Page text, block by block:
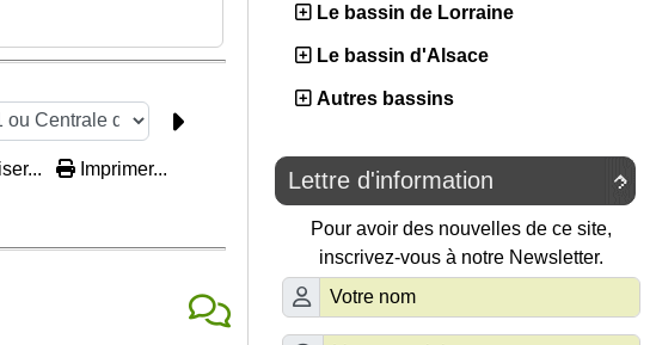
Imprimer...
Le bassin de Lorraine
Le bassin d'Alsace
Autres bassins

Lettre d'information
Pour avoir des nouvelles de ce site,
inscrivez-vous à notre Newsletter.